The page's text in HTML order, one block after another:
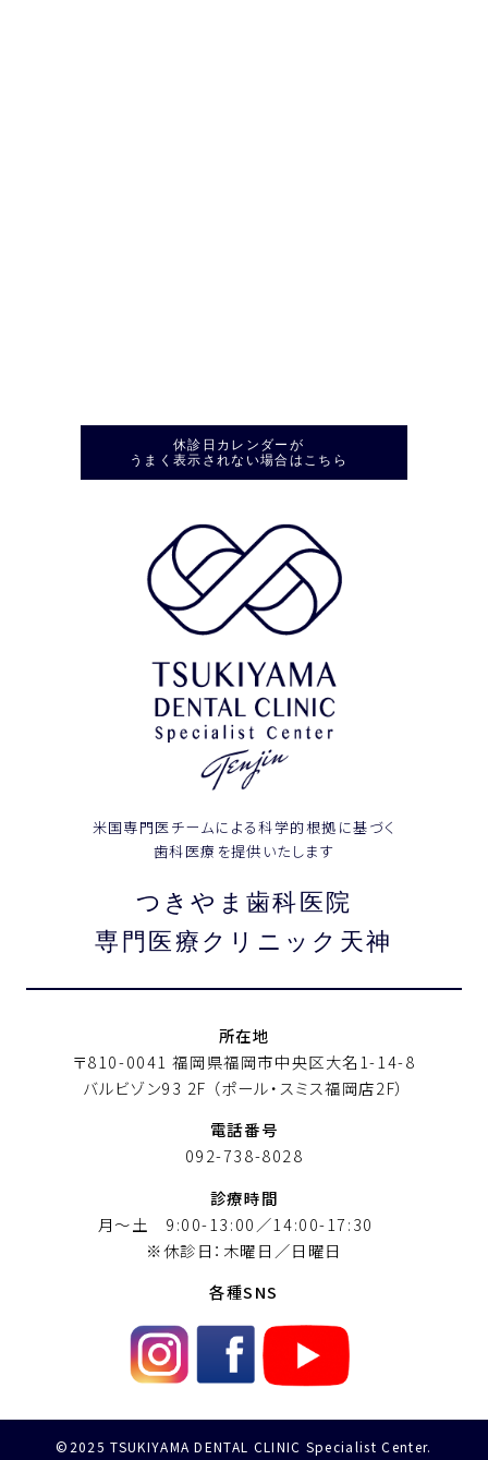
休診日カレンダーが
うまく表示されない場合はこちら
米国専門医チームによる科学的根拠に基づく
歯科医療を提供いたします
つきやま歯科医院
専門医療クリニック天神
所在地
〒810-0041 福岡県福岡市中央区大名1-14-8
バルビゾン93 2F （ポール・スミス福岡店2F）
電話番号
092-738-8028
診療時間
月〜土 9:00-13:00／14:00-17:30
※休診日：木曜日／日曜日
各種SNS
©2025 TSUKIYAMA DENTAL CLINIC Specialist Center.